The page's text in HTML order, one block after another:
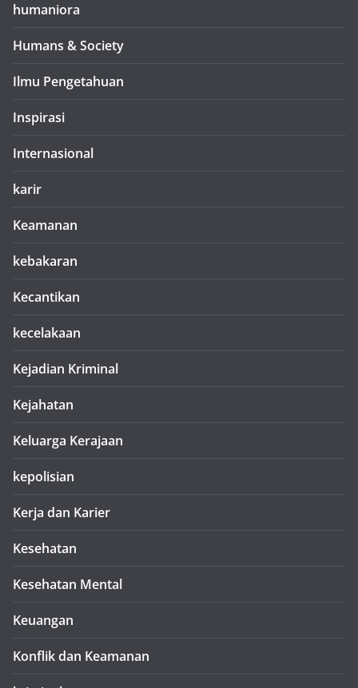
humaniora
Humans & Society
Ilmu Pengetahuan
Inspirasi
Internasional
karir
Keamanan
kebakaran
Kecantikan
kecelakaan
Kejadian Kriminal
Kejahatan
Keluarga Kerajaan
kepolisian
Kerja dan Karier
Kesehatan
Kesehatan Mental
Keuangan
Konflik dan Keamanan